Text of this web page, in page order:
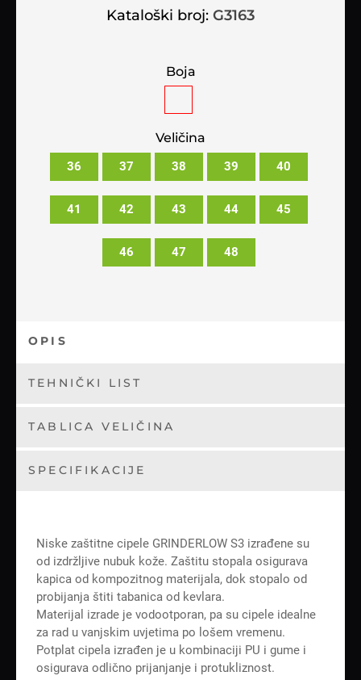
Kataloški broj: G3163
Boja
Veličina
36 37 38 39 40
41 42 43 44 45
46 47 48
OPIS
TEHNIČKI LIST
TABLICA VELIČINA
SPECIFIKACIJE
Niske zaštitne cipele GRINDERLOW S3 izrađene su
od izdržljive nubuk kože. Zaštitu stopala osigurava
kapica od kompozitnog materijala, dok stopalo od
probijanja štiti tabanica od kevlara.
Materijal izrade je vodootporan, pa su cipele idealne
za rad u vanjskim uvjetima po lošem vremenu.
Potplat cipela izrađen je u kombinaciji PU i gume i
osigurava odlično prijanjanje i protukliznost.